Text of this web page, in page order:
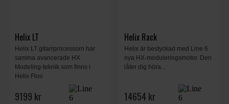
Helix LT
Helix LT gitarrprocessorn har
samma avancerade HX
Modeling-teknik som finns i
Helix Floo
9199 kr
Helix Rack
Helix är bestyckad med Line 6
nya HX-moduleringsmotor. Den
låter dig höra...
14654 kr